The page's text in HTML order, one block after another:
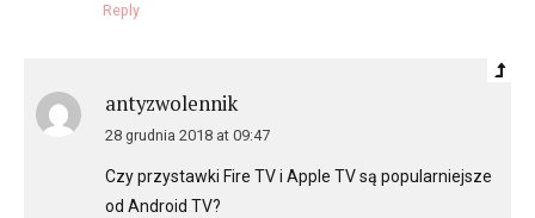
Reply
antyzwolennik
28 grudnia 2018 at 09:47
Czy przystawki Fire TV i Apple TV są popularniejsze
od Android TV?